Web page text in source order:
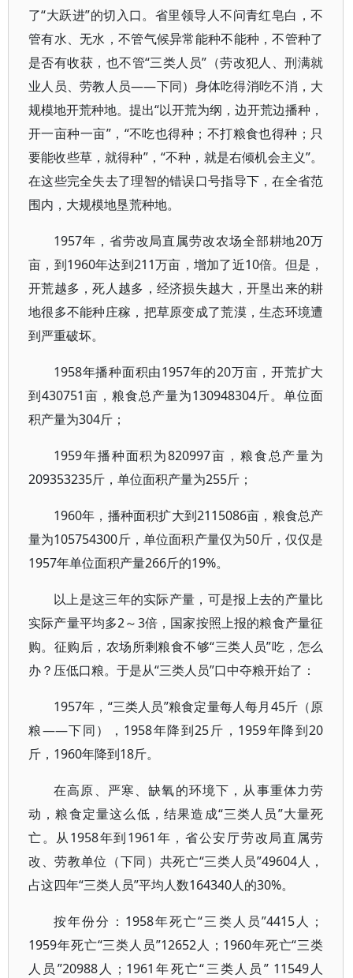
了“大跃进”的切入口。省里领导人不问青红皂白，不
管有水、无水，不管气候异常能种不能种，不管种了
是否有收获，也不管“三类人员”（劳改犯人、刑满就
业人员、劳教人员——下同）身体吃得消吃不消，大
规模地开荒种地。提出“以开荒为纲，边开荒边播种，
开一亩种一亩”，“不吃也得种；不打粮食也得种；只
要能收些草，就得种”，“不种，就是右倾机会主义”。
在这些完全失去了理智的错误口号指导下，在全省范
围内，大规模地垦荒种地。
1957年，省劳改局直属劳改农场全部耕地20万
亩，到1960年达到211万亩，增加了近10倍。但是，
开荒越多，死人越多，经济损失越大，开垦出来的耕
地很多不能种庄稼，把草原变成了荒漠，生态环境遭
到严重破坏。
1958年播种面积由1957年的20万亩，开荒扩大
到430751亩，粮食总产量为130948304斤。单位面
积产量为304斤；
1959年播种面积为820997亩，粮食总产量为
209353235斤，单位面积产量为255斤；
1960年，播种面积扩大到2115086亩，粮食总产
量为105754300斤，单位面积产量仅为50斤，仅仅是
1957年单位面积产量266斤的19%。
以上是这三年的实际产量，可是报上去的产量比
实际产量平均多2～3倍，国家按照上报的粮食产量征
购。征购后，农场所剩粮食不够“三类人员”吃，怎么
办？压低口粮。于是从“三类人员”口中夺粮开始了：
1957年，“三类人员”粮食定量每人每月45斤（原
粮——下同），1958年降到25斤，1959年降到20
斤，1960年降到18斤。
在高原、严寒、缺氧的环境下，从事重体力劳
动，粮食定量这么低，结果造成“三类人员”大量死
亡。从1958年到1961年，省公安厅劳改局直属劳
改、劳教单位（下同）共死亡“三类人员”49604人，
占这四年“三类人员”平均人数164340人的30%。
按年份分：1958年死亡“三类人员”4415人；
1959年死亡“三类人员”12652人；1960年死亡“三类
人员”20988人；1961年死亡“三类人员” 11549人